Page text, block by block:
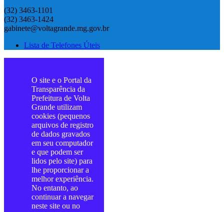
(32) 3463-1101
(32) 3463-1424
gabinete@voltagrande.mg.gov.br
Lista de Telefones Úteis
O site e o Portal da
Transparência da
Prefeitura de Volta
Grande utilizam
cookies (pequenos
arquivos de registro
de dados gravados
em seu computador
e que podem ser
lidos pelo site) para
lhe proporcionar a
melhor experiência.
No entanto, ao
continuar a navegar
neste site ou no